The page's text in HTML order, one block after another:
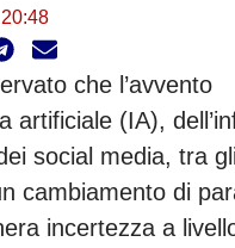
20:48
che l’avvento
artificiale (IA),
social media, tra
cambiamento di
incertezza a